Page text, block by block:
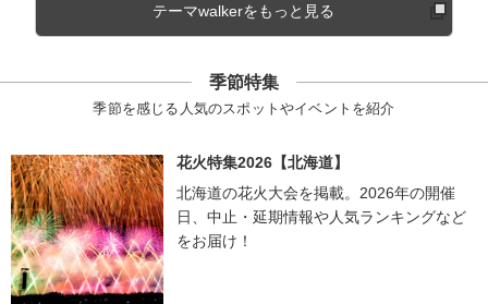
テーマwalkerをもっと見る
季節特集
季節を感じる人気のスポットやイベントを紹介
花火特集2026【北海道】
北海道の花火大会を掲載。2026年の開催
日、中止・延期情報や人気ランキングなど
をお届け！